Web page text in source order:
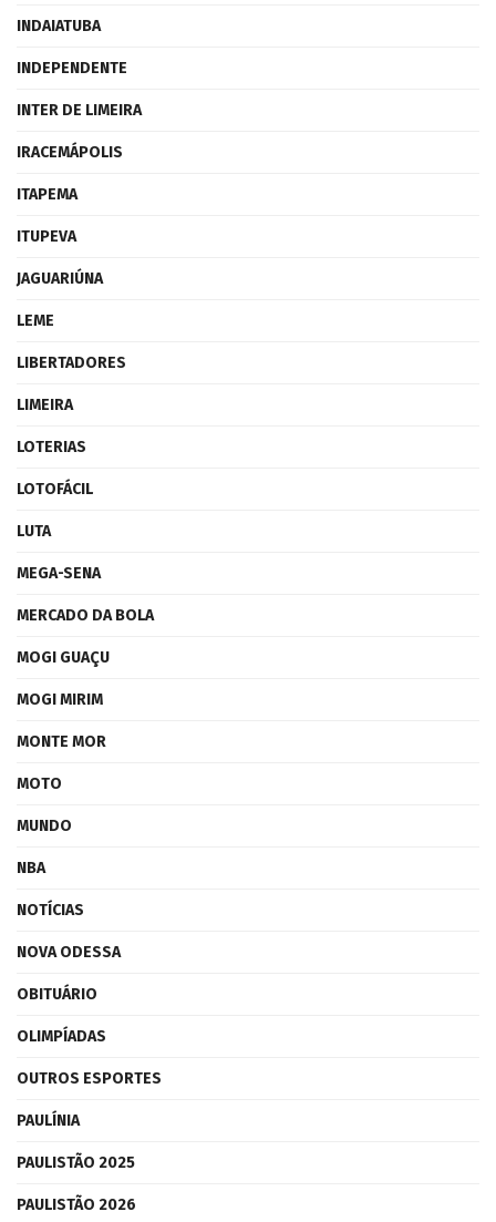
INDAIATUBA
INDEPENDENTE
INTER DE LIMEIRA
IRACEMÁPOLIS
ITAPEMA
ITUPEVA
JAGUARIÚNA
LEME
LIBERTADORES
LIMEIRA
LOTERIAS
LOTOFÁCIL
LUTA
MEGA-SENA
MERCADO DA BOLA
MOGI GUAÇU
MOGI MIRIM
MONTE MOR
MOTO
MUNDO
NBA
NOTÍCIAS
NOVA ODESSA
OBITUÁRIO
OLIMPÍADAS
OUTROS ESPORTES
PAULÍNIA
PAULISTÃO 2025
PAULISTÃO 2026